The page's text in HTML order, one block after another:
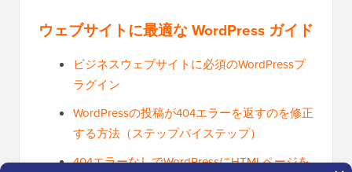
ウェブサイトに最適な WordPress ガイド
ビジネスウェブサイトに必須のWordPressプ
ラグイン
WordPressの投稿が404エラーを返すのを修正
する方法（ステップバイステップ）
404エラーなしでWordPressにHTMLページを